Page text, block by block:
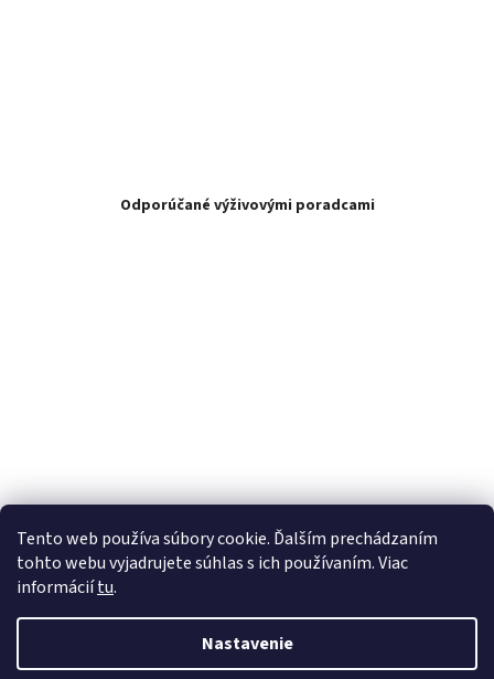
Tento web používa súbory cookie. Ďalším prechádzaním
tohto webu vyjadrujete súhlas s ich používaním. Viac
informáciítu.
Nastavenie
Odporúčané výživovými poradcami
Vytvoril Shoptet